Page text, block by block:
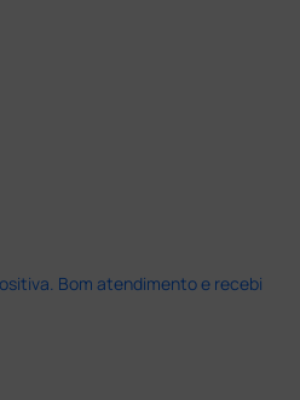
Bom atendimento e recebi